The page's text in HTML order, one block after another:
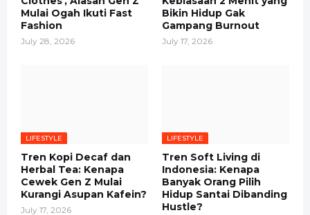
Mulai Ogah Ikuti Fast
Fashion
July 28, 2026
Bikin Hidup Gak
Gampang Burnout
July 17, 2026
LIFESTYLE
Tren Kopi Decaf dan
Herbal Tea: Kenapa
Cewek Gen Z Mulai
Kurangi Asupan Kafein?
July 17, 2026
LIFESTYLE
Tren Soft Living di
Indonesia: Kenapa
Banyak Orang Pilih
Hidup Santai Dibanding
Hustle?